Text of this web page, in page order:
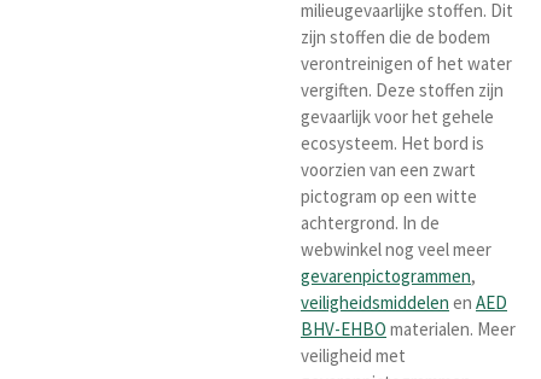
milieugevaarlijke stoffen. Dit
zijn stoffen die de bodem
verontreinigen of het water
vergiften. Deze stoffen zijn
gevaarlijk voor het gehele
ecosysteem. Het bord is
voorzien van een zwart
pictogram op een witte
achtergrond. In de
webwinkel nog veel meer
gevarenpictogrammen,
veiligheidsmiddelen en AED
BHV-EHBO materialen. Meer
veiligheid met